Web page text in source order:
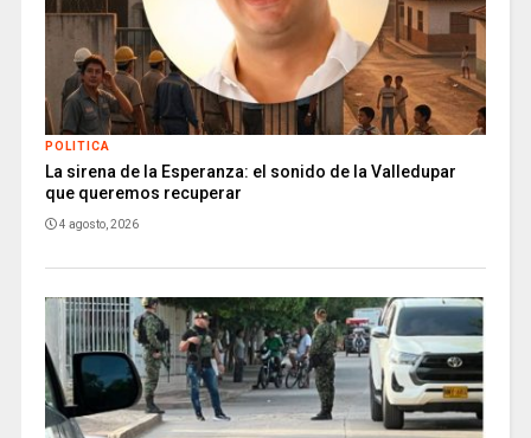
POLITICA
La sirena de la Esperanza: el sonido de la Valledupar
que queremos recuperar
4 agosto, 2026